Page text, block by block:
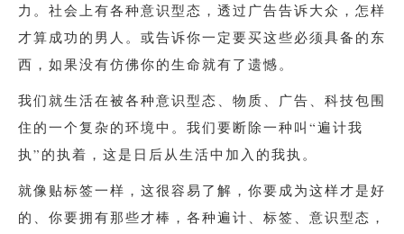
力。 社会上有各种意识型态，透过广告告诉大众，怎样
才算成功的男人。或告诉你一定要买这些必须具备的东
西，如果没有仿佛你的生命就有了遗憾。
我们就生活在被各种意识型态、物质、广告、科技包围
住的一个复杂的环境中。我们要断除一种叫“遍计我
执”的执着，这是日后从生活中加入的我执。
就像贴标签一样，这很容易了解，你要成为这样才是好
的、你要拥有那些才棒，各种遍计、标签、意识型态，